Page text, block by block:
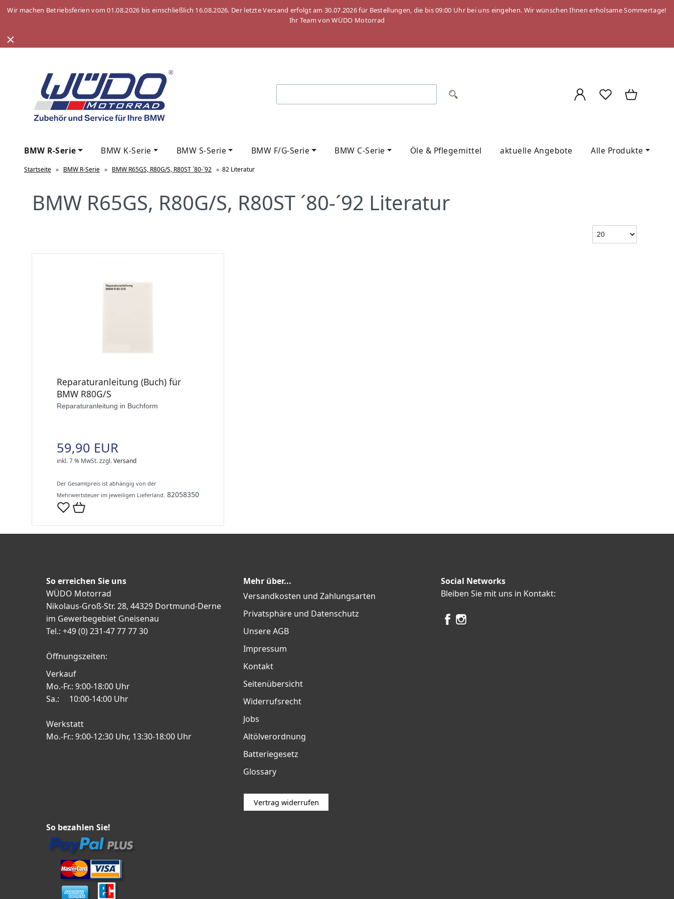
Wir machen Betriebsferien vom 01.08.2026 bis einschließlich 16.08.2026. Der letzte Versand erfolgt am 30.07.2026 für Bestellungen, die bis 09:00 Uhr bei uns eingehen. Wir wünschen Ihnen erholsame Sommertage!
Ihr Team von WÜDO Motorrad
BMW R-Serie BMW K-Serie BMW S-Serie BMW F/G-Serie BMW C-Serie Öle & Pflegemittel aktuelle Angebote Alle Produkte
Startseite » BMW R-Serie » BMW R65GS, R80G/S, R80ST ´80-´92 » 82 Literatur
BMW R65GS, R80G/S, R80ST ´80-´92 Literatur
Reparaturanleitung (Buch) für
BMW R80G/S
Reparaturanleitung in Buchform
59,90 EUR
inkl. 7 % MwSt.zzgl.Versand
Der Gesamtpreis ist abhängig von der
Mehrwertsteuer im jeweiligen Lieferland. 82058350
So erreichen Sie uns
WÜDO Motorrad
Nikolaus-Groß-Str. 28, 44329 Dortmund-Derne
im Gewerbegebiet Gneisenau
Tel.: +49 (0) 231-47 77 77 30
Öffnungszeiten:
Verkauf
Mo.-Fr.: 9:00-18:00 Uhr
Sa.: 10:00-14:00 Uhr
Werkstatt
Mo.-Fr.: 9:00-12:30 Uhr, 13:30-18:00 Uhr
Mehr über...
Versandkosten und Zahlungsarten
Privatsphäre und Datenschutz
Unsere AGB
Impressum
Kontakt
Seitenübersicht
Widerrufsrecht
Jobs
Altölverordnung
Batteriegesetz
Glossary
Vertrag widerrufen
Social Networks
Bleiben Sie mit uns in Kontakt:
So bezahlen Sie!